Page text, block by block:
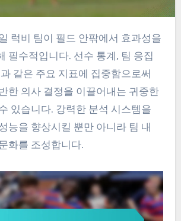
필수적입니다. 선수 통계, 팀 응집
같은 주요 지표에 집중함으로써
한 의사 결정을 이끌어내는 귀중한
있습니다. 강력한 분석 시스템을
능을 향상시킬 뿐만 아니라 팀 내
화를 조성합니다.